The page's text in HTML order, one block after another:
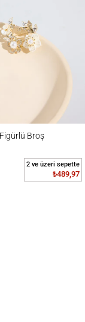
Broş
2 ve üzeri sepette
₺489,97